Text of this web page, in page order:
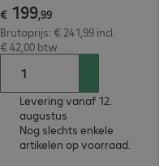
€ 199,99
Brutoprijs: € 241,99 incl.
€ 42,00 btw
Levering vanaf 12.
augustus
Nog slechts enkele
artikelen op voorraad.